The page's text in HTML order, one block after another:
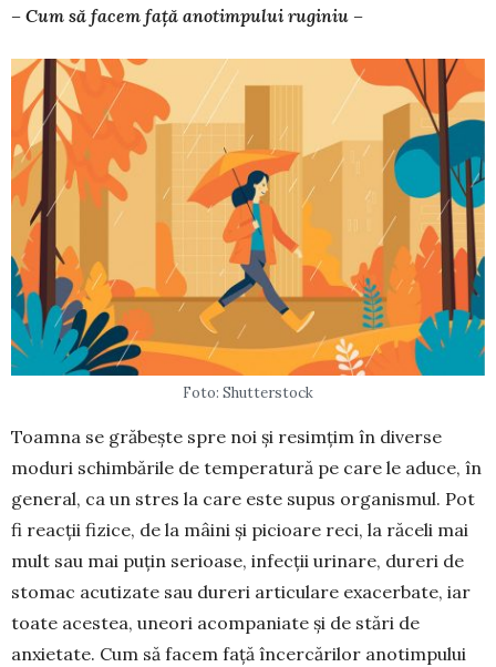
– Cum să facem față anotimpului ruginiu –
Foto: Shutterstock
Toamna se grăbește spre noi și resimțim în diverse
moduri schimbările de tem­pe­ratură pe care le aduce, în
general, ca un stres la care este supus organismul. Pot
fi reacții fizice, de la mâini și picioare reci, la răceli mai
mult sau mai puțin serioase, infecții urinare, dureri de
stomac acutizate sau dureri articulare exacer­bate, iar
toate acestea, uneori acompaniate și de stări de
anxietate. Cum să facem față încercărilor ano­timpului